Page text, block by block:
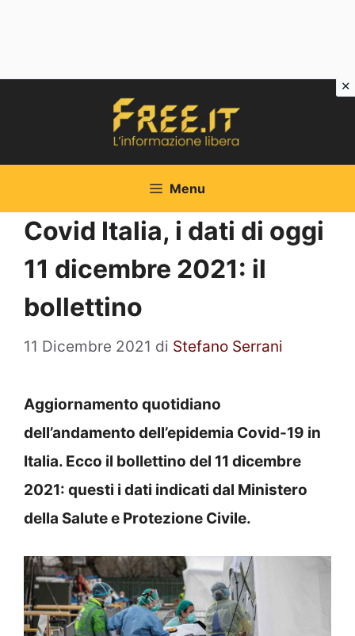
Menu
Covid Italia, i dati di oggi
11 dicembre 2021: il
bollettino
11 Dicembre 2021 di Stefano Serrani
Aggiornamento quotidiano
dell’andamento dell’epidemia Covid-19 in
Italia. Ecco il bollettino del 11 dicembre
2021: questi i dati indicati dal Ministero
della Salute e Protezione Civile.